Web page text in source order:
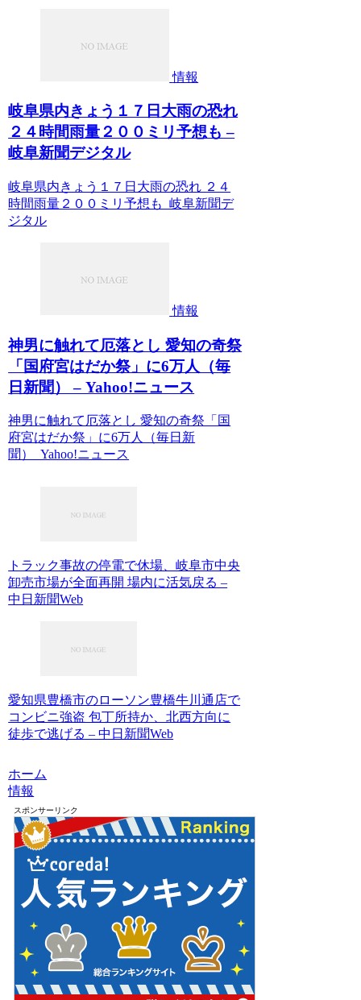
情報
岐阜県内きょう１７日大雨の恐れ
２４時間雨量２００ミリ予想も –
岐阜新聞デジタル
岐阜県内きょう１７日大雨の恐れ ２４
時間雨量２００ミリ予想も 岐阜新聞デ
ジタル
情報
神男に触れて厄落とし 愛知の奇祭
「国府宮はだか祭」に6万人（毎
日新聞） – Yahoo!ニュース
神男に触れて厄落とし 愛知の奇祭「国
府宮はだか祭」に6万人（毎日新
聞） Yahoo!ニュース
トラック事故の停電で休場、岐阜市中央
卸売市場が全面再開 場内に活気戻る –
中日新聞Web
愛知県豊橋市のローソン豊橋牛川通店で
コンビニ強盗 包丁所持か、北西方向に
徒歩で逃げる – 中日新聞Web
ホーム
情報
スポンサーリンク